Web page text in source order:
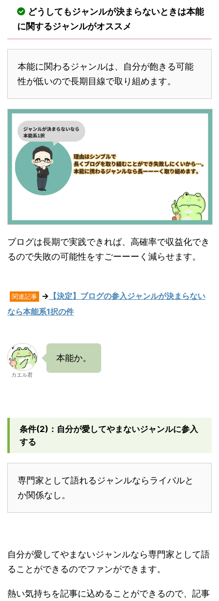
どうしてもジャンルが決まらないときは本能
に関するジャンルがオススメ
本能に関わるジャンルは、自分が飽きる可能
性が低いので長期目線で取り組めます。
ブログは長期で実践できれば、高確率で収益化でき
るので失敗の可能性をすごーーーく減らせます。
関連記事 → 【決定】ブログの参入ジャンルが決まらない
なら本能系1択の件
カエル君
本能か。
条件(2)：自分が愛してやまないジャンルに参入
する
専門家として語れるジャンルならライバルと
か関係なし。
自分が愛してやまないジャンルなら専門家として語
ることができるのでファンができます。
熱い気持ちを記事に込めることができるので、記事